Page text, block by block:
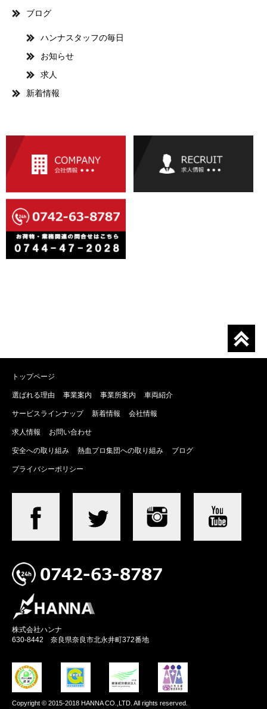
ブログ
ハンナスタッフの毎日
お知らせ
求人
新着情報
トップページ
選ばれる理由 事業案内 事業所案内 車両紹介
サービスラインナップ 新着情報 会社情報
求人情報 お問い合わせ
安全への取り組み 熱血プロ集団への取り組み ブログ
プライバシーポリシー
株式会社ハンナ
630-8442 奈良県奈良市北永井町372番地
Copyright © 2015-2018 HANNA CO.,LTD. All rights reserved.